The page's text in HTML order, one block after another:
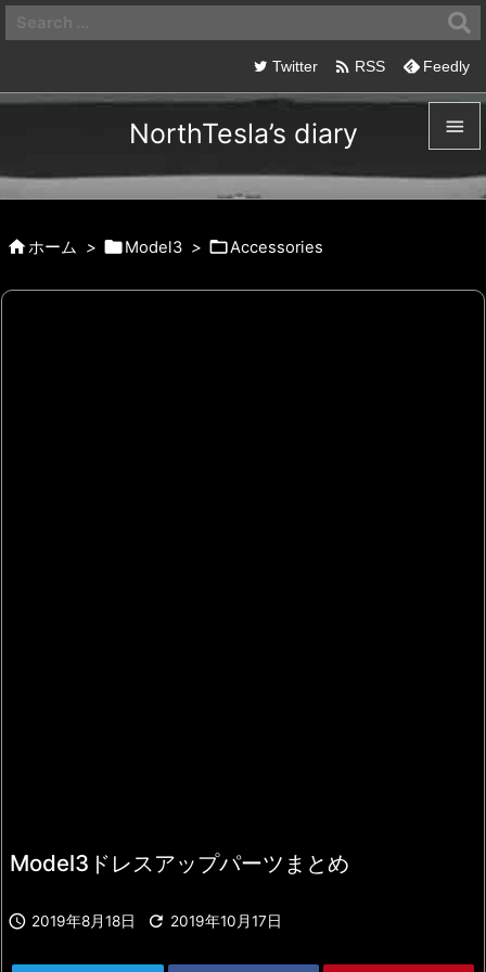
NorthTesla’s diary 

メニュ

Twitter  RSS Feedly
ホーム > Model3 > Accessories
Model3ドレスアップパーツまとめ
 2019年8月18日  2019年10月17日